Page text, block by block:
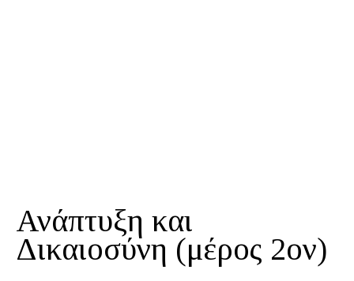
Ανάπτυξη και
Δικαιοσύνη (μέρος 2ον)